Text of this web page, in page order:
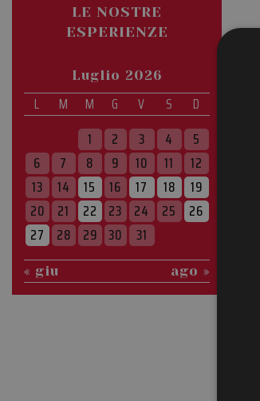
LE NOSTRE
ESPERIENZE
Luglio 2026
L M M G V S D
« giu ago »
1 2 3 4
5
6
7 8 9 10 11
12
13
14 15 16 17 18
19
20
21 22 23 24 25
26
27
28 29 30 31